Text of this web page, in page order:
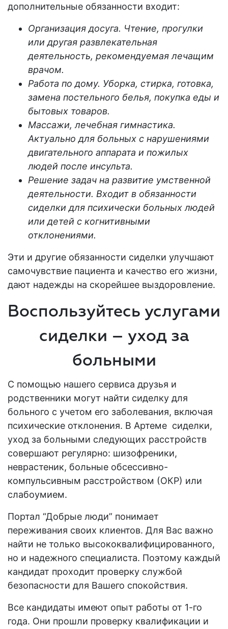
дополнительные обязанности входит:
Организация досуга. Чтение, прогулки
или другая развлекательная
деятельность, рекомендуемая лечащим
врачом.
Работа по дому. Уборка, стирка, готовка,
замена постельного белья, покупка еды и
бытовых товаров.
Массажи, лечебная гимнастика.
Актуально для больных с нарушениями
двигательного аппарата и пожилых
людей после инсульта.
Решение задач на развитие умственной
деятельности. Входит в обязанности
сиделки для психически больных людей
или детей с когнитивными
отклонениями.
Эти и другие обязанности сиделки улучшают
самочувствие пациента и качество его жизни,
дают надежды на скорейшее выздоровление.
Воспользуйтесь услугами
сиделки – уход за
больными
С помощью нашего сервиса друзья и
родственники могут найти сиделку для
больного с учетом его заболевания, включая
психические отклонения. В Артеме сиделки,
уход за больными следующих расстройств
совершают регулярно: шизофреники,
неврастеник, больные обсессивно-
компульсивным расстройством (ОКР) или
слабоумием.
Портал “Добрые люди” понимает
переживания своих клиентов. Для Вас важно
найти не только высококвалифицированного,
но и надежного специалиста. Поэтому каждый
кандидат проходит проверку службой
безопасности для Вашего спокойствия.
Все кандидаты имеют опыт работы от 1-го
года. Они прошли проверку квалификации и